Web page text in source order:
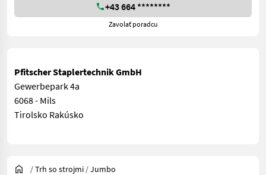
+43 664 ********
Zavolať poradcu
Pfitscher Staplertechnik GmbH
Gewerbepark 4a
6068 - Mils
Tirolsko Rakúsko
/Trh so strojmi /Jumbo